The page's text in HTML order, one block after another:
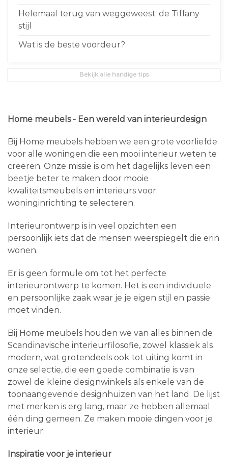
Helemaal terug van weggeweest: de Tiffany
stijl
Wat is de beste voordeur?
Bekijk alle handige tips
Home meubels - Een wereld van interieurdesign
Bij Home meubels hebben we een grote voorliefde
voor alle woningen die een mooi interieur weten te
creëren. Onze missie is om het dagelijks leven een
beetje beter te maken door mooie
kwaliteitsmeubels en interieurs voor
woninginrichting te selecteren.
Interieurontwerp is in veel opzichten een
persoonlijk iets dat de mensen weerspiegelt die erin
wonen.
Er is geen formule om tot het perfecte
interieurontwerp te komen. Het is een individuele
en persoonlijke zaak waar je je eigen stijl en passie
moet vinden.
Bij Home meubels houden we van alles binnen de
Scandinavische interieurfilosofie, zowel klassiek als
modern, wat grotendeels ook tot uiting komt in
onze selectie, die een goede combinatie is van
zowel de kleine designwinkels als enkele van de
toonaangevende designhuizen van het land. De lijst
met merken is erg lang, maar ze hebben allemaal
één ding gemeen. Ze maken mooie dingen voor je
interieur.
Inspiratie voor je interieur